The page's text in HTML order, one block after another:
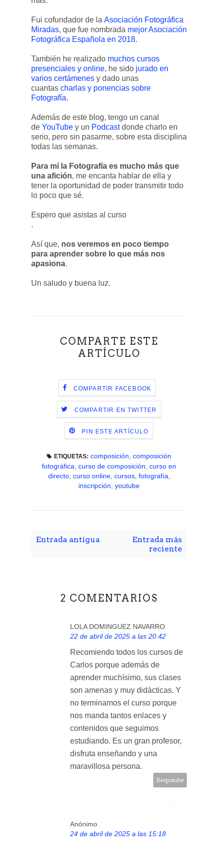
Fui cofundador de la Asociación Fotográfica
Miradas, que fue nombrada mejor Asociación
Fotográfica Española en 2018.
También he realizado muchos cursos
presenciales y online, he sido jurado en
varios certámenes y dado unas
cuantas charlas y ponencias sobre
Fotografía.
Además de este blog, tengo un canal
de YouTube y un Podcastdonde charlo en
serio, pero sin pasarme, sobre esta disciplina
todas las semanas.
Para mí la Fotografía es mucho más que
una afición, me encanta hablar de ella y
tener la oportunidad de poder transmitir todo
lo poco que sé.
Espero que asistas al curso
.
Así que, nos veremos en poco tiempo
para aprender sobre lo que más nos
apasiona.
Un saludo y buena luz.
COMPARTE ESTE
ARTÍCULO
COMPARTIR FACEBOOK
COMPARTIR EN TWITTER
PIN ESTE ARTÍCULO
ETIQUETAS: composición, composición
fotográfica, curso de composición, curso en
directo, curso online, cursos, fotografía,
inscripción, youtube
Entrada más
reciente
Entrada antigua
2 COMENTARIOS
LOLA DOMINGUEZ NAVARRO
22 de abril de 2025 a las 20:42
Recomiendo todos los cursos de
Carlos porque además de
aprender muchísimo, sus clases
son amenas y muy didácticas. Y
no terminamos el curso porque
nos manda tantos enlaces y
contenidos que seguimos
estudiando. Es un gran profesor,
disfruta enseñando y una
maravillosa persona.
Responder
Anónimo
24 de abril de 2025 a las 15:18